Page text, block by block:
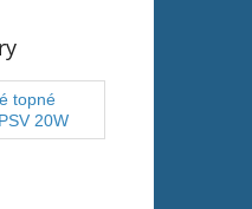
topné
20W